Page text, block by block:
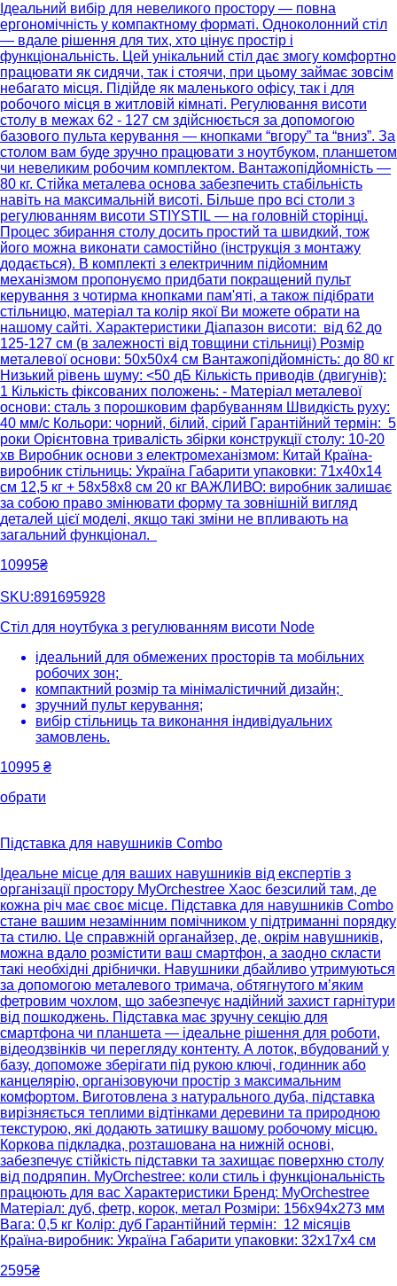
Ідеальний вибір для невеликого простору — повна
ергономічність у компактному форматі. Одноколонний стіл
— вдале рішення для тих, хто цінує простір і
функціональність. Цей унікальний стіл дає змогу комфортно
працювати як сидячи, так і стоячи, при цьому займає зовсім
небагато місця. Підійде як маленького офісу, так і для
робочого місця в житловій кімнаті. Регулювання висоти
столу в межах 62 - 127 см здійснюється за допомогою
базового пульта керування — кнопками “вгору” та “вниз”. За
столом вам буде зручно працювати з ноутбуком, планшетом
чи невеликим робочим комплектом. Вантажопідйомність —
80 кг. Стійка металева основа забезпечить стабільність
навіть на максимальній висоті. Більше про всі столи з
регулюванням висоти STIYSTIL — на головній сторінці.
Процес збирання столу досить простий та швидкий, тож
його можна виконати самостійно (інструкція з монтажу
додається). В комплекті з електричним підйомним
механізмом пропонуємо придбати покращений пульт
керування з чотирма кнопками пам'яті, а також підібрати
стільницю, матеріал та колір якої Ви можете обрати на
нашому сайті. Характеристики Діапазон висоти: від 62 до
125-127 см (в залежності від товщини стільниці) Розмір
металевої основи: 50x50x4 см Вантажопідйомність: до 80 кг
Низький рівень шуму: <50 дБ Кількість приводів (двигунів):
1 Кількість фіксованих положень: - Матеріал металевої
основи: сталь з порошковим фарбуванням Швидкість руху:
40 мм/с Кольори: чорний, білий, сірий Гарантійний термін: 5
роки Орієнтовна тривалість збірки конструкції столу: 10-20
хв Виробник основи з електромеханізмом: Китай Країна-
виробник стільниць: Україна Габарити упаковки: 71х40х14
см 12,5 кг + 58х58х8 см 20 кг ВАЖЛИВО: виробник залишає
за собою право змінювати форму та зовнішній вигляд
деталей цієї моделі, якщо такі зміни не впливають на
загальний функціонал.
10995₴
SKU:891695928
Стіл для ноутбука з регулюванням висоти Node
ідеальний для обмежених просторів та мобільних
робочих зон;
компактний розмір та мінімалістичний дизайн;
зручний пульт керування;
вибір стільниць та виконання індивідуальних
замовлень.
10995 ₴
обрати
Підставка для навушників Combo
Ідеальне місце для ваших навушників від експертів з
організації простору MyOrchestree Хаос безсилий там, де
кожна річ має своє місце. Підставка для навушників Combo
стане вашим незамінним помічником у підтриманні порядку
та стилю. Це справжній органайзер, де, окрім навушників,
можна вдало розмістити ваш смартфон, а заодно скласти
такі необхідні дрібнички. Навушники дбайливо утримуються
за допомогою металевого тримача, обтягнутого м’яким
фетровим чохлом, що забезпечує надійний захист гарнітури
від пошкоджень. Підставка має зручну секцію для
смартфона чи планшета — ідеальне рішення для роботи,
відеодзвінків чи перегляду контенту. А лоток, вбудований у
базу, допоможе зберігати під рукою ключі, годинник або
канцелярію, організовуючи простір з максимальним
комфортом. Виготовлена з натурального дуба, підставка
вирізняється теплими відтінками деревини та природною
текстурою, які додають затишку вашому робочому місцю.
Коркова підкладка, розташована на нижній основі,
забезпечує стійкість підставки та захищає поверхню столу
від подряпин. MyOrchestree: коли стиль і функціональність
працюють для вас Характеристики Бренд: MyOrchestree
Матеріал: дуб, фетр, корок, метал Розміри: 156х94х273 мм
Вага: 0,5 кг Колір: дуб Гарантійний термін: 12 місяців
Країна-виробник: Україна Габарити упаковки: 32х17х4 см
2595₴